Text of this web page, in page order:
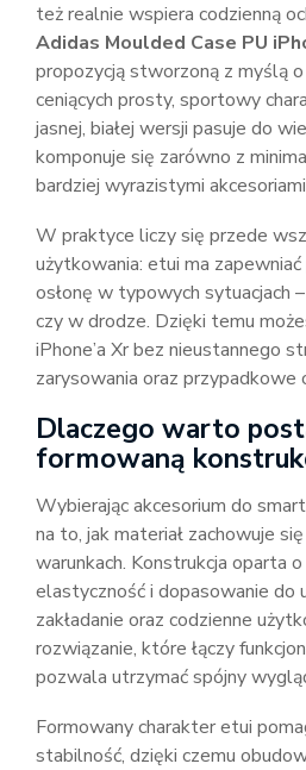
też realnie wspiera codzienną
Adidas Moulded Case PU
propozycją stworzoną z myślą
ceniących prosty, sportowy
jasnej, białej wersji pasuje do
komponuje się zarówno z
bardziej wyrazistymi
W praktyce liczy się przede
użytkowania: etui ma
osłonę w typowych sytuacjach
czy w drodze. Dzięki temu
iPhone’a Xr bez nieustannego
zarysowania oraz przypadkowe
Dlaczego warto
formowaną
Wybierając akcesorium do
na to, jak materiał zachowuje
warunkach. Konstrukcja oparta
elastyczność i dopasowanie do
zakładanie oraz codzienne
rozwiązanie, które łączy
pozwala utrzymać spójny
Formowany charakter etui
stabilność, dzięki czemu